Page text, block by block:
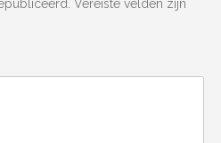
Vereiste velden zijn